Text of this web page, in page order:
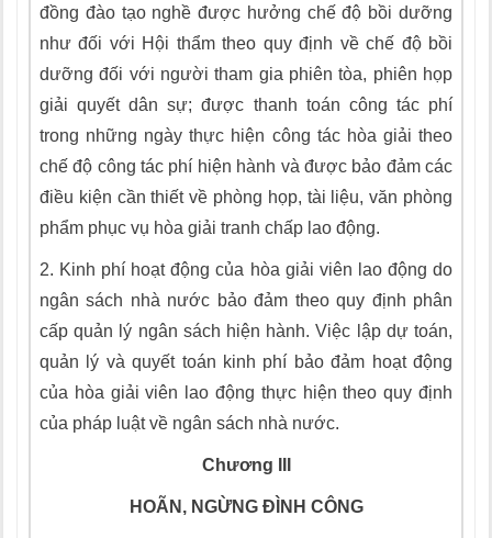
đồng đào tạo nghề được hưởng chế độ bồi dưỡng
như đối với Hội thẩm theo quy định về chế độ bồi
dưỡng đối với người tham gia phiên tòa, phiên họp
giải quyết dân sự; được thanh toán công tác phí
trong những ngày thực hiện công tác hòa giải theo
chế độ công tác phí hiện hành và được bảo đảm các
điều kiện cần thiết về phòng họp, tài liệu, văn phòng
phẩm phục vụ hòa giải tranh chấp lao động.
2. Kinh phí hoạt động của hòa giải viên lao động do
ngân sách nhà nước bảo đảm theo quy định phân
cấp quản lý ngân sách hiện hành. Việc lập dự toán,
quản lý và quyết toán kinh phí bảo đảm hoạt động
của hòa giải viên
lao động thực hiện theo quy định
của pháp luật về ngân sách nhà nước.
Chương
HOÃN, NGỪNG ĐÌNH CÔNG